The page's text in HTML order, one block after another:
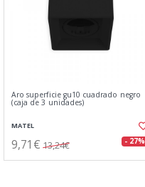
Aro superficie gu10 cuadrado negro
(caja de 3 unidades)
MATEL
9,71€ 13,24€ - 27%